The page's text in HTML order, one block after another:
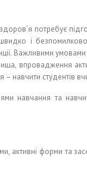
потребує
і
Важливими
впровадження
навчити студентів
навчання та
активні форми та